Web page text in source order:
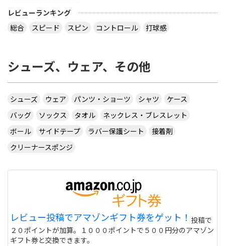
レビューランキング
総合
スピード スピン コントロール 打球感
シューズ、ウェア、その他
シューズ ウェア パンツ・ショーツ シャツ
ケース
バッグ
ソックス タオル
ネックレス・ブレスレット
ボール
サイドテープ ラバー保護シート
接着剤
クリーナースポンジ
レビュー投稿でアマゾンギフト券をゲット！ 投稿で
２０ポイントが加算。１０００ポイントで５００円分のアマゾン
ギフト券と交換できます。